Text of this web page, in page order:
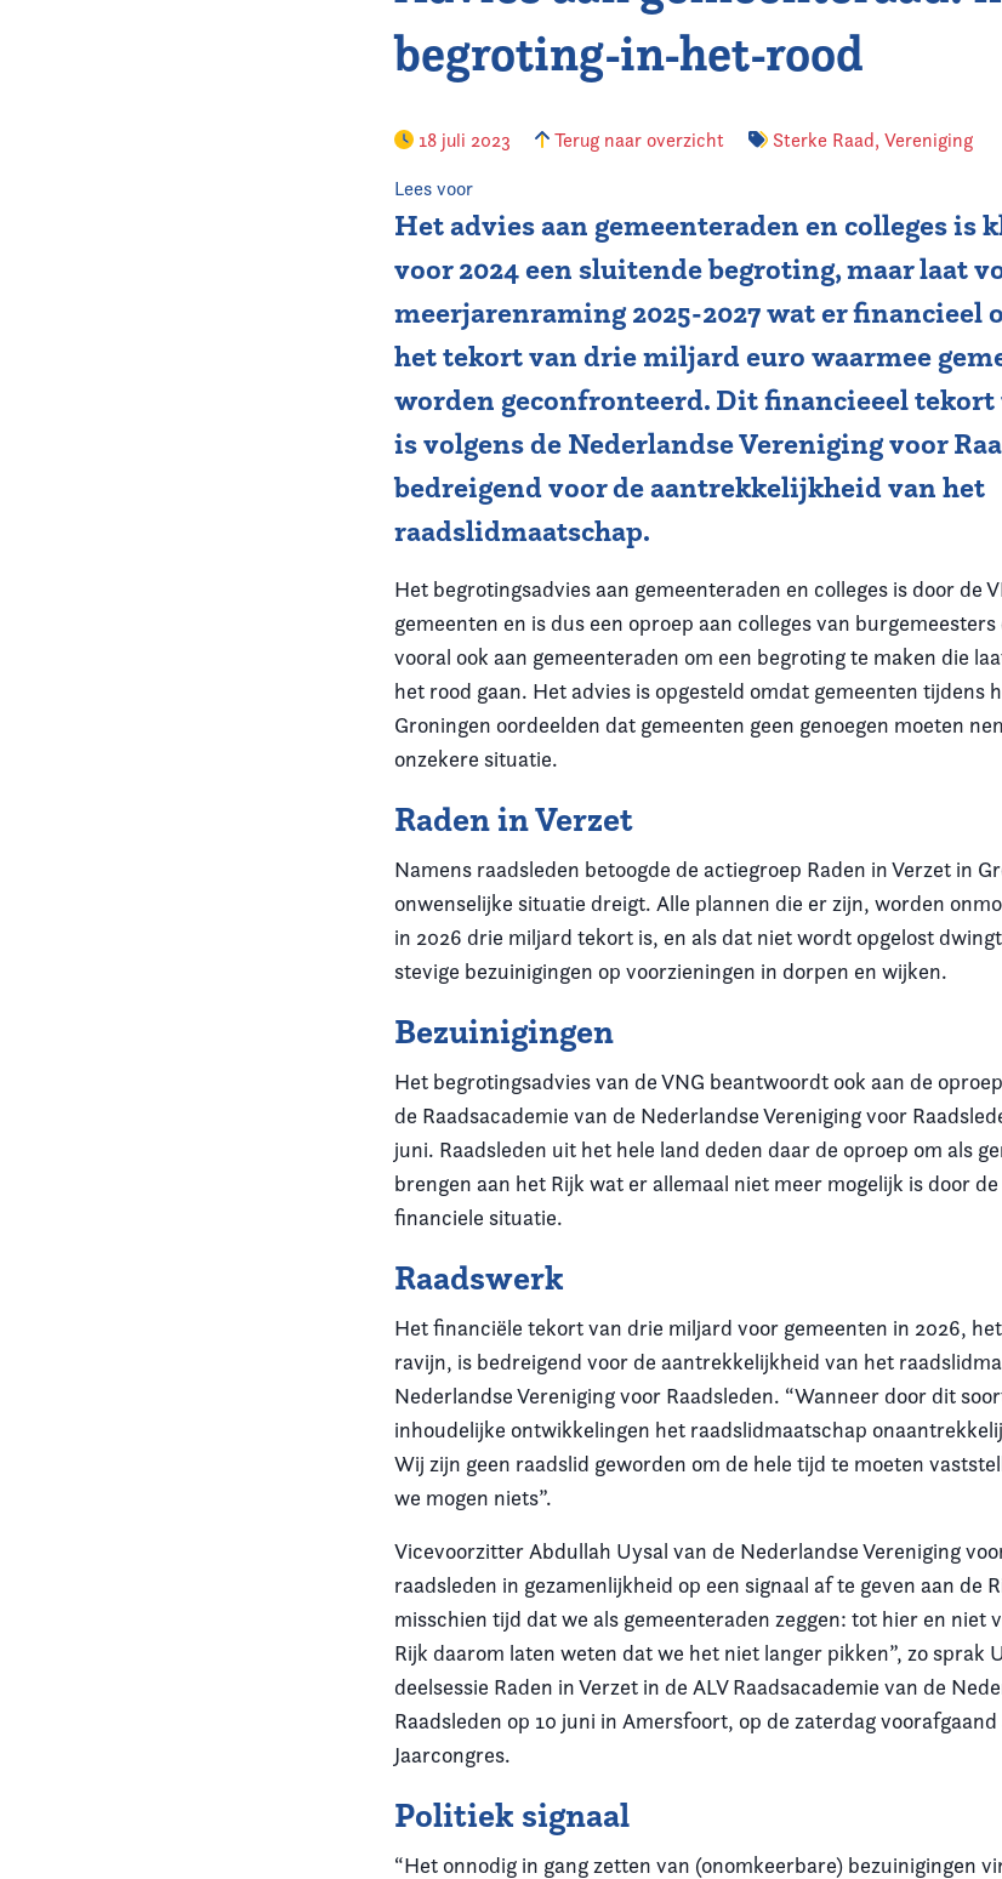
begroting-in-het-rood
18 juli 2023 Terug naar overzicht Sterke Raad,Vereniging
Lees voor
Het advies aan gemeenteraden en colleges is
voor 2024 een sluitende begroting, maar laat
meerjarenraming 2025-2027 wat er financieel
het tekort van drie miljard euro waarmee
worden geconfronteerd. Dit financieeel
is volgens de Nederlandse Vereniging voor
bedreigend voor de aantrekkelijkheid van het
raadslidmaatschap.
Het begrotingsadvies aan gemeenteraden en colleges is door de
gemeenten en is dus een oproep aan colleges van
vooral ook aan gemeenteraden om een begroting te maken die
het rood gaan. Het advies is opgesteld omdat gemeenten tijdens
Groningen oordeelden dat gemeenten geen genoegen moeten
onzekere situatie.
Raden in Verzet
Namens raadsleden betoogde de actiegroep Raden in Verzet in
onwenselijke situatie dreigt. Alle plannen die er zijn, worden
in 2026 drie miljard tekort is, en als dat niet wordt opgelost
stevige bezuinigingen op voorzieningen in dorpen en wijken.
Bezuinigingen
Het begrotingsadvies van de VNG beantwoordt ook aan de
de Raadsacademie van de Nederlandse Vereniging voor
juni. Raadsleden uit het hele land deden daar de oproep om als
brengen aan het Rijk wat er allemaal niet meer mogelijk is door
financiele situatie.
Raadswerk
Het financiële tekort van drie miljard voor gemeenten in 2026,
ravijn, is bedreigend voor de aantrekkelijkheid van het
Nederlandse Vereniging voor Raadsleden. “Wanneer door dit
inhoudelijke ontwikkelingen het raadslidmaatschap
Wij zijn geen raadslid geworden om de hele tijd te moeten
we mogen niets”.
Vicevoorzitter Abdullah Uysal van de Nederlandse Vereniging
raadsleden in gezamenlijkheid op een signaal af te geven aan de
misschien tijd dat we als gemeenteraden zeggen: tot hier en niet
Rijk daarom laten weten dat we het niet langer pikken”, zo sprak
deelsessie Raden in Verzet in de ALV Raadsacademie van de
Raadsleden op 10 juni in Amersfoort, op de zaterdag voorafgaand
Jaarcongres.
Politiek signaal
“Het onnodig in gang zetten van (onomkeerbare) bezuinigingen